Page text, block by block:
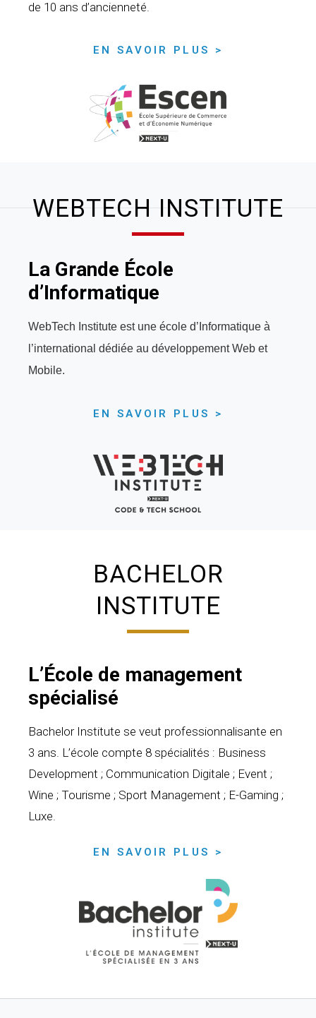
de 10 ans d’ancienneté.
EN SAVOIR PLUS >
WEBTECH INSTITUTE
La Grande École
d’Informatique
WebTech Institute est une école d’Informatique à
l’international dédiée au développement Web et
Mobile.
EN SAVOIR PLUS >
BACHELOR
INSTITUTE
L’École de management
spécialisé
Bachelor Institute se veut professionnalisante en
3 ans. L’école compte 8 spécialités : Business
Development ; Communication Digitale ; Event ;
Wine ; Tourisme ; Sport Management ; E-Gaming ;
Luxe.
EN SAVOIR PLUS >